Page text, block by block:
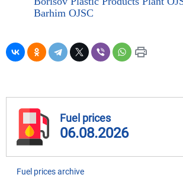
Barhim OJSC
Fuel prices
06.08.2026
Fuel prices archive